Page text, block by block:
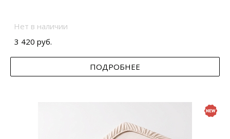
Нет в наличии
3 420 руб.
ПОДРОБНЕЕ